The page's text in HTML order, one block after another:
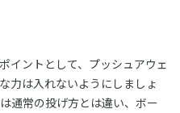
イントとして、プッシュアウェ
力は入れないようにしましょ
通常の投げ方とは違い、ボー